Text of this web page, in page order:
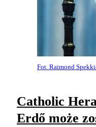
Fot. Raimond
Catholic
Erdő może